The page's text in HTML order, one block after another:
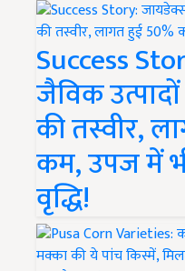
Success
जैविक
की तस्वीर,
कम, उपज में
वृद्धि!